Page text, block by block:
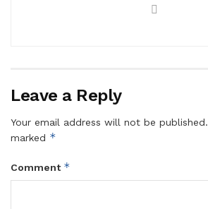
Leave a Reply
Your email address will not be published.
marked *
Comment *